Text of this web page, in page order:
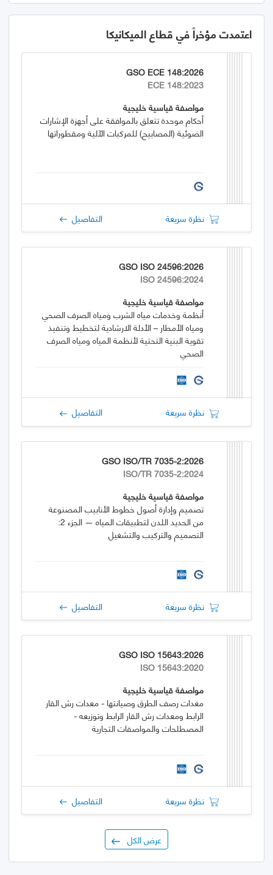
اعتمدت مؤخراً في قطاع الميكانيكا
GSO ECE 148:2026
ECE 148:2023
مواصفة قياسية خليجية
أحكام موحدة تتعلق بالموافقة على أجهزة الإشارات
الضوئية (المصابيح) للمركبات الآلية ومقطوراتها
نظرة سريعة التفاصيل
GSO ISO 24596:2026
ISO 24596:2024
مواصفة قياسية خليجية
أنظمة وخدمات مياه الشرب ومياه الصرف الصحي
ومياه الأمطار – الأدلة الارشادية لتخطيط وتنفيذ
تقوية البنية التحتية لأنظمة المياه ومياه الصرف
الصحي
نظرة سريعة التفاصيل
GSO ISO/TR 7035-2:2026
ISO/TR 7035-2:2024
مواصفة قياسية خليجية
تصميم وإدارة أصول خطوط الأنابيب المصنوعة
من الحديد اللدن لتطبيقات المياه — الجزء 2:
التصميم والتركيب والتشغيل
نظرة سريعة التفاصيل
GSO ISO 15643:2026
ISO 15643:2020
مواصفة قياسية خليجية
معدات رصف الطرق وصيانتها - معدات رش القار
الرابط ومعدات رش القار الرابط وتوزيعه -
المصطلحات والمواصفات التجارية
نظرة سريعة التفاصيل
عرض الكل